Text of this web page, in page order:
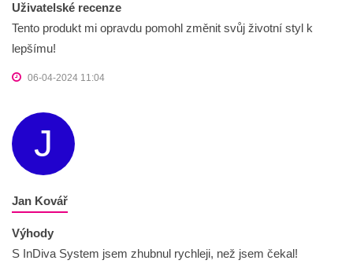
Uživatelské recenze
Tento produkt mi opravdu pomohl změnit svůj životní styl k
lepšímu!
06-04-2024 11:04
J
Jan Kovář
Výhody
S InDiva System jsem zhubnul rychleji, než jsem čekal!